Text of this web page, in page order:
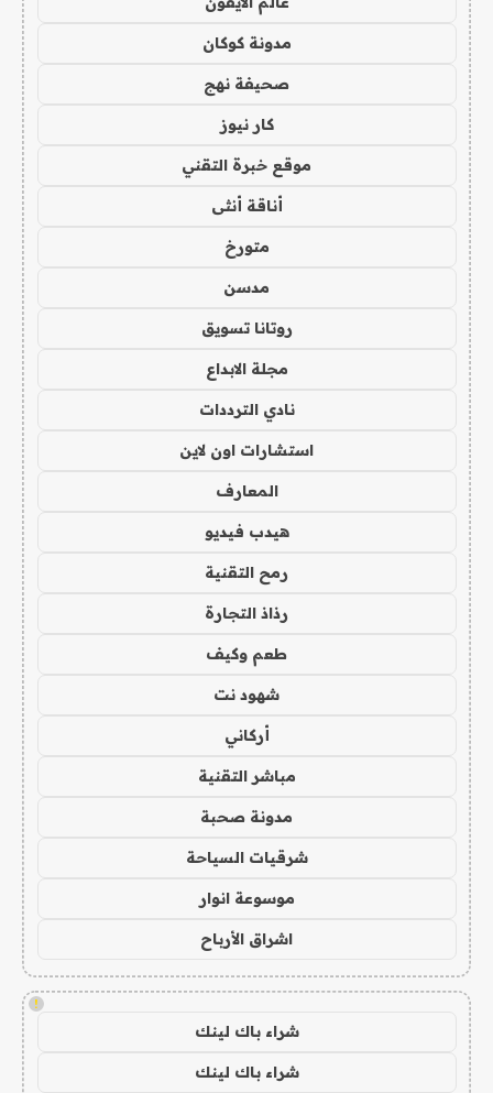
مدونة كوكان
صحيفة نهج
كار نيوز
موقع خبرة التقني
أناقة أنثى
متورخ
مدسن
روتانا تسويق
مجلة الابداع
نادي الترددات
استشارات اون لاين
المعارف
هيدب فيديو
رمح التقنية
رذاذ التجارة
طعم وكيف
شهود نت
أركاني
مباشر التقنية
مدونة صحبة
شرقيات السياحة
موسوعة انوار
اشراق الأرباح
!
شراء باك لينك
شراء باك لينك